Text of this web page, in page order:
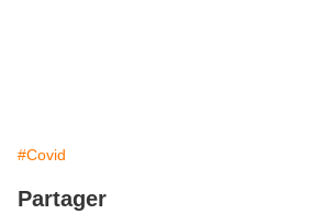
#Covid
Partager